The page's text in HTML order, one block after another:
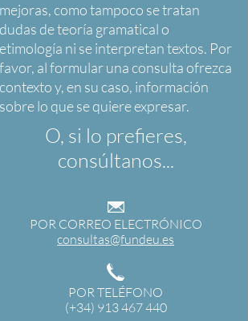
O, si lo prefieres,
consúltanos...
POR CORREO ELECTRÓNICO
consultas@fundeu.es
POR TELÉFONO
(+34) 913 467 440